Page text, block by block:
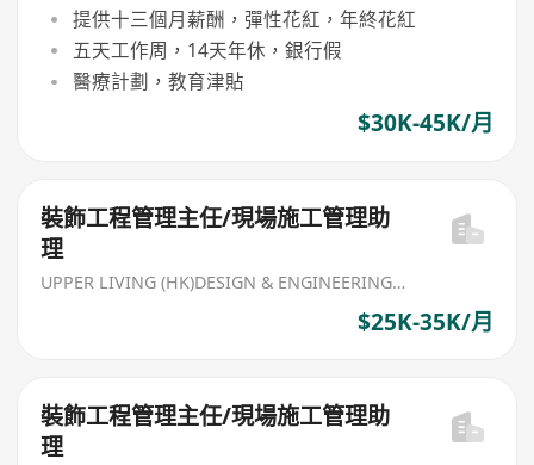
提供十三個月薪酬，彈性花紅，年終花紅
五天工作周，14天年休，銀行假
醫療計劃，教育津貼
$30K-45K/月
裝飾工程管理主任/現場施工管理助
理
UPPER LIVING (HK)DESIGN & ENGINEERING LIMITED
$25K-35K/月
裝飾工程管理主任/現場施工管理助
理